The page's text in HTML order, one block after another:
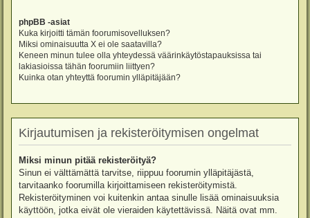
phpBB -asiat
Kuka kirjoitti tämän foorumisovelluksen?
Miksi ominaisuutta X ei ole saatavilla?
Keneen minun tulee olla yhteydessä väärinkäytöstapauksissa tai
lakiasioissa tähän foorumiin liittyen?
Kuinka otan yhteyttä foorumin ylläpitäjään?
Kirjautumisen ja rekisteröitymisen ongelmat
Miksi minun pitää rekisteröityä?
Sinun ei välttämättä tarvitse, riippuu foorumin ylläpitäjästä,
tarvitaanko foorumilla kirjoittamiseen rekisteröitymistä.
Rekisteröityminen voi kuitenkin antaa sinulle lisää ominaisuuksia
käyttöön, jotka eivät ole vieraiden käytettävissä. Näitä ovat mm.